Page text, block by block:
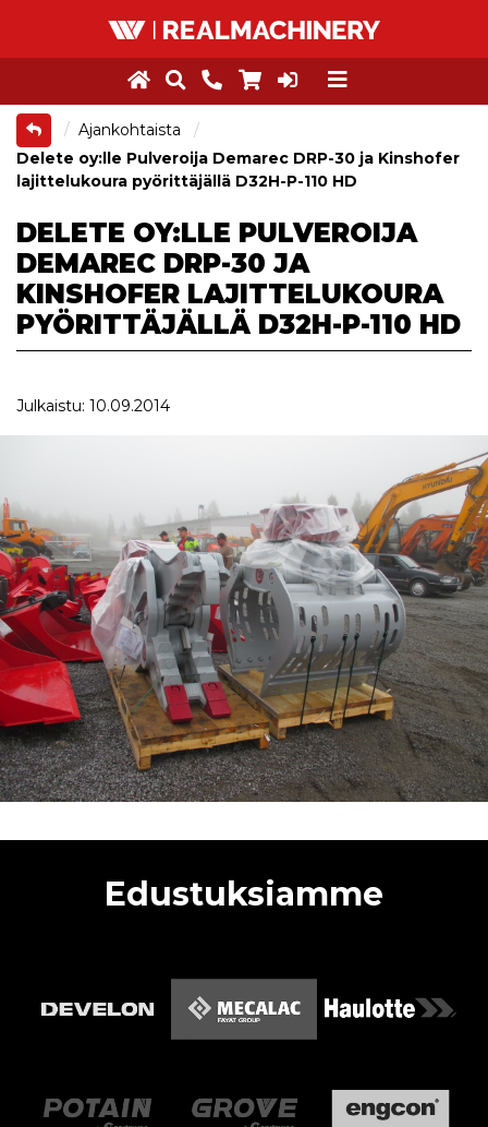
Ajankohtaista
Delete oy:lle Pulveroija Demarec DRP-30 ja Kinshofer
lajittelukoura pyörittäjällä D32H-P-110 HD
DELETE OY:LLE PULVEROIJA
DEMAREC DRP-30 JA
KINSHOFER LAJITTELUKOURA
PYÖRITTÄJÄLLÄ D32H-P-110 HD
Julkaistu: 10.09.2014
Edustuksiamme